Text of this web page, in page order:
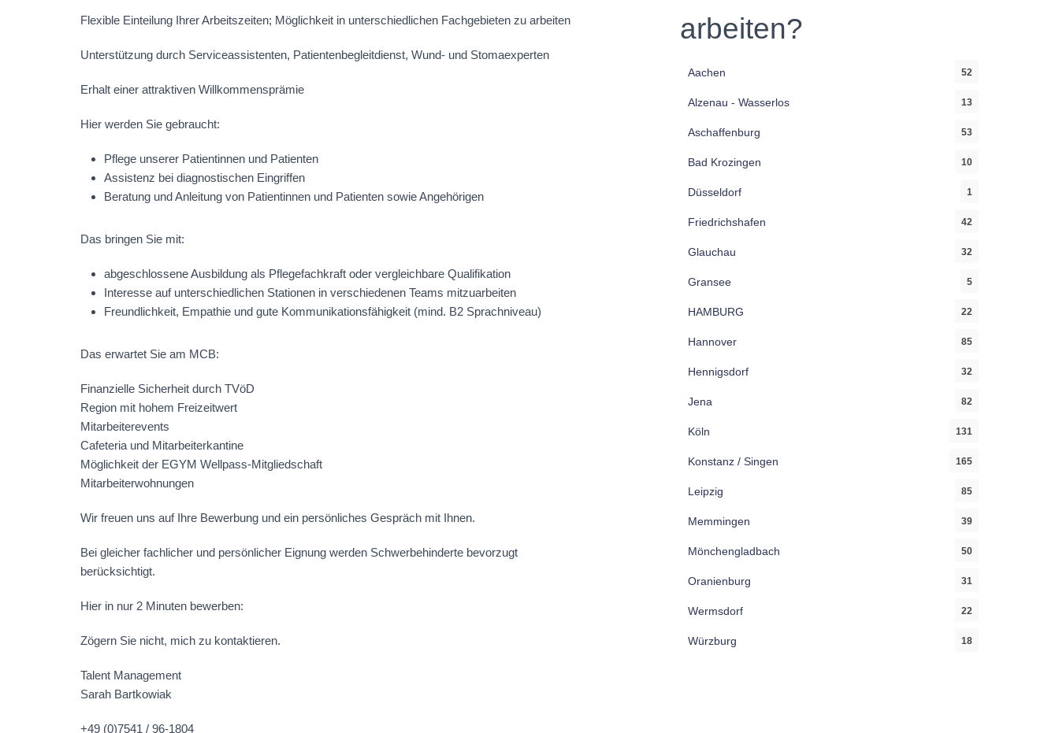
Flexible Einteilung Ihrer Arbeitszeiten; Möglichkeit in unterschiedlichen Fachgebieten zu arbeiten
Unterstützung durch Serviceassistenten, Patientenbegleitdienst, Wund- und Stomaexperten
Erhalt einer attraktiven Willkommensprämie
Hier werden Sie gebraucht:
Pflege unserer Patientinnen und Patienten
Assistenz bei diagnostischen Eingriffen
Beratung und Anleitung von Patientinnen und Patienten sowie Angehörigen
Das bringen Sie mit:
abgeschlossene Ausbildung als Pflegefachkraft oder vergleichbare Qualifikation
Interesse auf unterschiedlichen Stationen in verschiedenen Teams mitzuarbeiten
Freundlichkeit, Empathie und gute Kommunikationsfähigkeit (mind. B2 Sprachniveau)
Das erwartet Sie am MCB:
Finanzielle Sicherheit durch TVöD
Region mit hohem Freizeitwert
Mitarbeiterevents
Cafeteria und Mitarbeiterkantine
Möglichkeit der EGYM Wellpass-Mitgliedschaft
Mitarbeiterwohnungen
Wir freuen uns auf Ihre Bewerbung und ein persönliches Gespräch mit Ihnen.
Bei gleicher fachlicher und persönlicher Eignung werden Schwerbehinderte bevorzugt
berücksichtigt.
Hier in nur 2 Minuten bewerben:
Zögern Sie nicht, mich zu kontaktieren.
Talent Management
Sarah Bartkowiak
+49 (0)7541 / 96-1804
arbeiten?
Aachen 52
Alzenau - Wasserlos 13
Aschaffenburg 53
Bad Krozingen 10
Düsseldorf 1
Friedrichshafen 42
Glauchau 32
Gransee 5
HAMBURG 22
Hannover 85
Hennigsdorf 32
Jena 82
Köln 131
Konstanz / Singen 165
Leipzig 85
Memmingen 39
Mönchengladbach 50
Oranienburg 31
Wermsdorf 22
Würzburg 18